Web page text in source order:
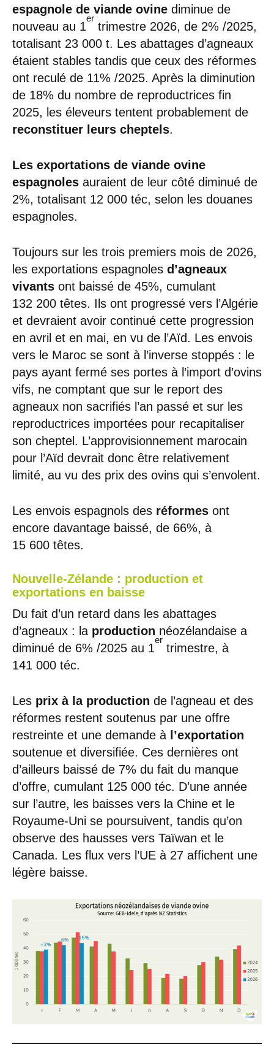
espagnole de viande ovine diminue de
nouveau au 1
er
trimestre 2026, de 2% /2025,
totalisant 23 000 t. Les abattages d’agneaux
étaient stables tandis que ceux des réformes
ont reculé de 11% /2025. Après la diminution
de 18% du nombre de reproductrices fin
2025, les éleveurs tentent probablement de
reconstituer leurs cheptels.
Les exportations de viande ovine
espagnoles auraient de leur côté diminué de
2%, totalisant 12 000 téc, selon les douanes
espagnoles.
Toujours sur les trois premiers mois de 2026,
les exportations espagnoles d’agneaux
vivants ont baissé de 45%, cumulant
132 200 têtes. Ils ont progressé vers l’Algérie
et devraient avoir continué cette progression
en avril et en mai, en vu de l’Aïd. Les envois
vers le Maroc se sont à l’inverse stoppés : le
pays ayant fermé ses portes à l’import d’ovins
vifs, ne comptant que sur le report des
agneaux non sacrifiés l’an passé et sur les
reproductrices importées pour recapitaliser
son cheptel. L’approvisionnement marocain
pour l’Aïd devrait donc être relativement
limité, au vu des prix des ovins qui s’envolent.
Les envois espagnols des réformes ont
encore davantage baissé, de 66%, à
15 600 têtes.
Nouvelle-Zélande : production et
exportations en baisse
Du fait d’un retard dans les abattages
d’agneaux : la production néozélandaise a
diminué de 6% /2025 au 1
er
trimestre, à
141 000 téc.
Les prix à la production de l’agneau et des
réformes restent soutenus par une offre
restreinte et une demande à l’exportation
soutenue et diversifiée. Ces dernières ont
d’ailleurs baissé de 7% du fait du manque
d’offre, cumulant 125 000 téc. D’une année
sur l’autre, les baisses vers la Chine et le
Royaume-Uni se poursuivent, tandis qu’on
observe des hausses vers Taïwan et le
Canada. Les flux vers l’UE à 27 affichent une
légère baisse.